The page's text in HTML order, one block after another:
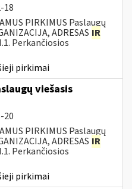
18
PIRKIMUS Paslaugų
ADRESAS IR
Perkančiosios
pirkimai
viešasis
20
PIRKIMUS Paslaugų
ADRESAS IR
Perkančiosios
pirkimai